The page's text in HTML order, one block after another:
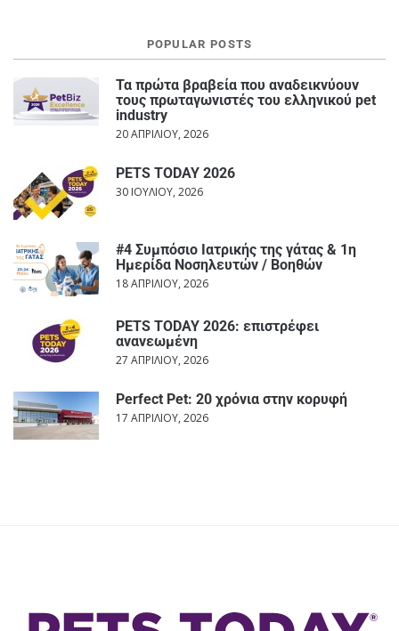
POPULAR POSTS
Τα πρώτα βραβεία που αναδεικνύουν
τους πρωταγωνιστές του ελληνικού pet
industry
20 ΑΠΡΙΛΊΟΥ, 2026
PETS TODAY 2026
30 ΙΟΥΛΊΟΥ, 2026
#4 Συμπόσιο Ιατρικής της γάτας & 1η
Ημερίδα Νοσηλευτών / Βοηθών
18 ΑΠΡΙΛΊΟΥ, 2026
PETS TODAY 2026: επιστρέφει
ανανεωμένη
27 ΑΠΡΙΛΊΟΥ, 2026
Perfect Pet: 20 χρόνια στην κορυφή
17 ΑΠΡΙΛΊΟΥ, 2026